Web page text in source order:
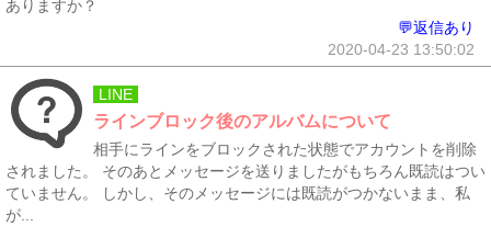
ありますか？
💬返信あり
2020-04-23 13:50:02
LINE
ラインブロック後のアルバムについて
相手にラインをブロックされた状態でアカウントを削除
されました。 そのあとメッセージを送りましたがもちろん既読はつい
ていません。 しかし、そのメッセージには既読がつかないまま、私
が...